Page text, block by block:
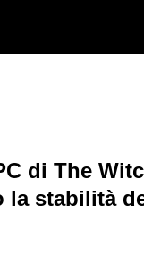
di The
stabilità